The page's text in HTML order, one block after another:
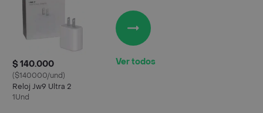
$ 140.000
($140000/und)
Reloj Jw9 Ultra 2
1Und
Ver todos